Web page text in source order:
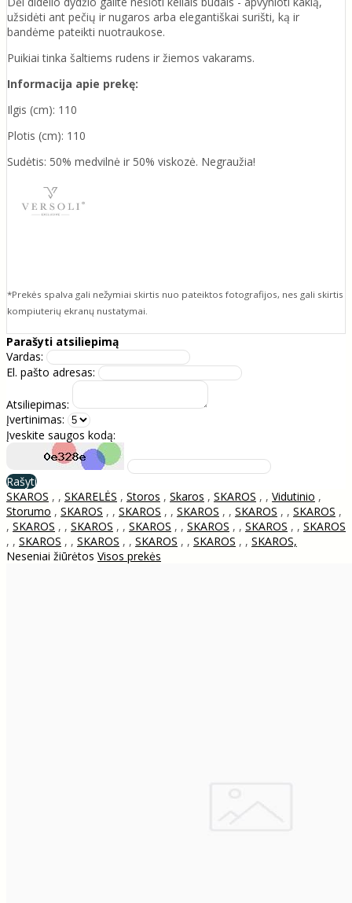
užsidėti ant pečių ir nugaros arba elegantiškai surišti, ką ir
bandėme pateikti nuotraukose.
Puikiai tinka šaltiems rudens ir žiemos vakarams.
Informacija apie prekę:
Ilgis (cm): 110
Plotis (cm): 110
Sudėtis: 50% medvilnė ir 50% viskozė. Negraužia!
*Prekės spalva gali nežymiai skirtis nuo pateiktos fotografijos, nes gali skirtis
kompiuterių ekranų nustatymai.
Parašyti atsiliepimą
Vardas:
El. pašto adresas:
Atsiliepimas:
Įvertinimas:
Įveskite saugos kodą:
Rašyti
SKAROS , , SKARELĖS , Storos , Skaros , SKAROS , , Vidutinio ,
Storumo , SKAROS , , SKAROS , , SKAROS , , SKAROS , , SKAROS ,
, SKAROS , , SKAROS , , SKAROS , , SKAROS , , SKAROS , , SKAROS
, , SKAROS , , SKAROS , , SKAROS , , SKAROS , , SKAROS,
Neseniai žiūrėtos Visos prekės